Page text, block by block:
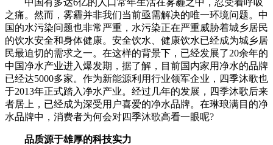
之痛。然而，雾霾并非我们当前亟需解决的唯一环境问题。中
国的水污染问题也非常严重，水污染正在严重威胁着城乡居民
的饮水安全和身体健康。安全饮水、健康饮水已经成为城乡居
民最迫切的需求之一。在这样的背景下，已经发展了20余年的
中国净水产业进入爆发期，据了解，目前国内家用净水的品牌
已经达5000多家。作为新能源利用行业领军企业，四季沐歌也
于2013年正式踏入净水产业。经过几年的发展，四季沐歌后来
者居上，已经成为深受用户喜爱的净水品牌。在琳琅满目的净
水品牌中，消费者为何会对四季沐歌高看一眼呢?
品质源于雄厚的科技实力